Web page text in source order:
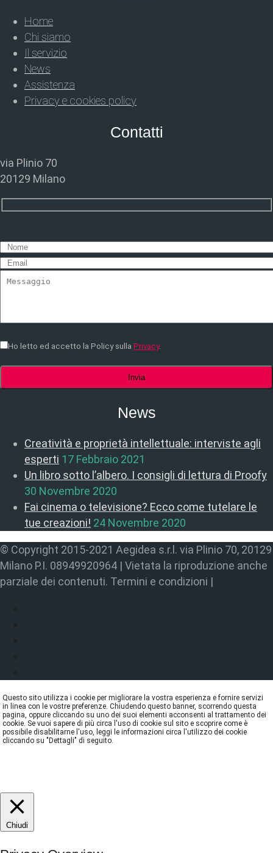
Home
Chi siamo
Il servizio
News
Assistenza
Privacy e cookies policy
Contatti
via Plinio 70
20129 Milano
Ho letto ed accetto la Policy sulla Privacy.
News
Creatività e proprietà intellettuale: interviste agli
esperti 17 Febbraio 2021
Un libro sotto l’albero. I consigli di lettura di Proofy
30 Novembre 2020
Fai cinema o televisione? Ecco come tutelare le
tue creazioni! 24 Novembre 2020
© Copyright 2015-2021 Aegidea s.r.l. via Plinio 70, 20129
Milano P.I. 08949920964 | Vietata la riproduzione anche
parziale dei contenuti. Termini e condizioni |
Questo sito utilizza i cookie per migliorare la vostra esperienza e fornire servizi
in linea con le vostre preferenze. Chiudendo questo banner, scorrendo questa
pagina, oppure cliccando su uno dei suoi elementi acconsenti al trattamento dei
cookie. Se vuoi sapere di più circa l'uso di cookie sul sito e scoprire come è
possibile disabilitarne l'uso, leggi le informazioni circa l'utilizzo dei cookie
cliccando su "Dettagli" di seguito.
Chiudi